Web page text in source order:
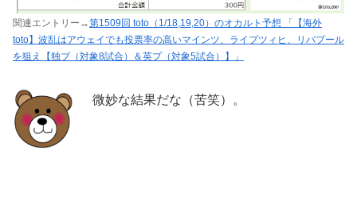
関連エントリー→第1509回 toto（1/18,19,20）のオカルト予想 「【海外
toto】波乱はアウェイでも投票率の高いマインツ、ライプツィヒ、リバプール
を狙え【独ブ（対象8試合）＆英プ（対象5試合）】」
微妙な結果だな（苦笑）。